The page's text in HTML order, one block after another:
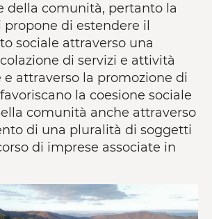
della comunità, pertanto la
di estendere il
sociale attraverso una
di servizi e attività
attraverso la promozione di
la coesione sociale
comunità anche attraverso
di una pluralità di soggetti
di imprese associate in